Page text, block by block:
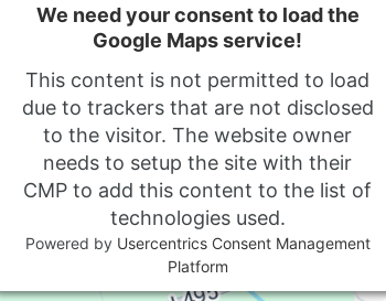
We need your consent to load the
Google Maps service!
This content is not permitted to load
due to trackers that are not disclosed
to the visitor. The website owner
needs to setup the site with their
CMP to add this content to the list of
technologies used.
Powered by Usercentrics Consent Management
Platform